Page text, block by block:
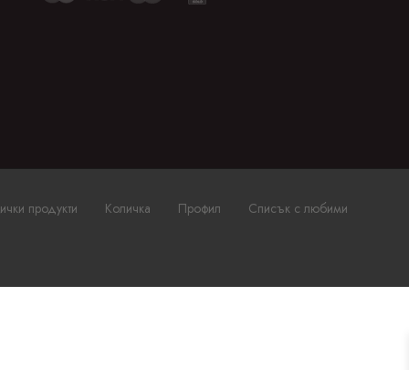
продукти Количка Профил Списък с любими